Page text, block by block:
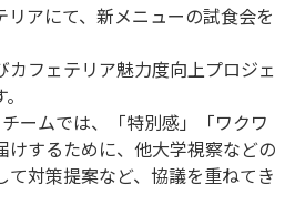
アにて、 新メニューの試食会を
カフェテリア魅力度向上プロジェ
ームでは、「特別感」「ワクワ
けするために、他大学視察などの
対策提案など、 協議を重ねてき